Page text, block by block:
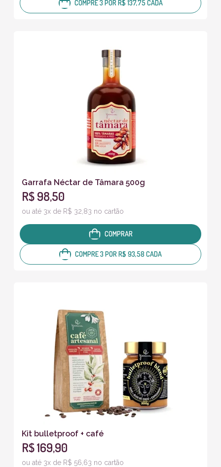
COMPRE 3 POR R$ 137,75 CADA
Garrafa Néctar de Tâmara 500g
R$ 98,50
ou até 3x de R$ 32,83 no cartão
COMPRAR
COMPRE 3 POR R$ 93,58 CADA
Kit bulletproof + café
R$ 169,90
ou até 3x de R$ 56,63 no cartão